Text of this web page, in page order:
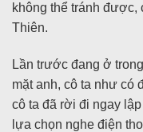
không thể tránh được,
Thiên.
Lần trước đang ở
mặt anh, cô ta như có
cô ta đã rời đi ngay
lựa chọn nghe điện